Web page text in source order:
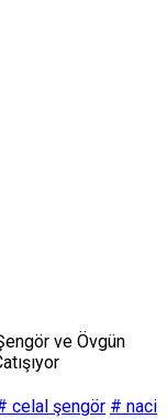
ve Övgün
celal şengör # naci